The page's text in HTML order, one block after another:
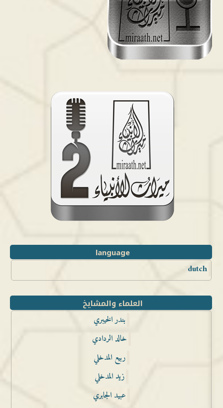
language
dutch
العلماء والمشايخ
بندر الخيبري
خالد الردادي
ربيع المدخلي
زيد المدخلي
عبيد الجابري